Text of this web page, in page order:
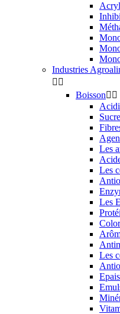
Industries
 
Boisson 
Les
Les
Les
Les